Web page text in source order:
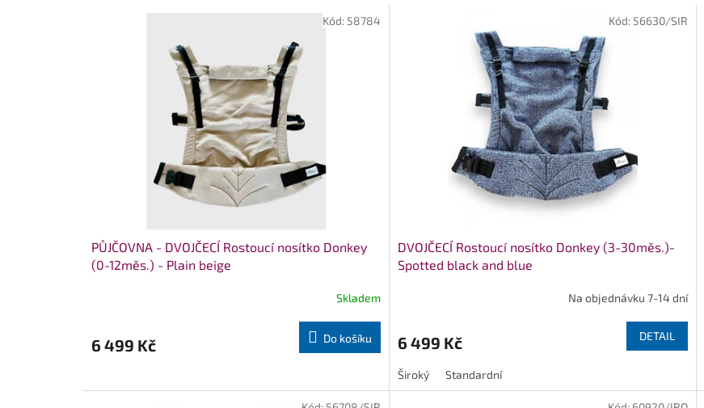
PŮJČOVNA - DVOJČECÍ Rostoucí nosítko Donkey
(0-12měs.) - Plain beige
Skladem
6 499 Kč Do košíku
Kód: 58784
DVOJČECÍ Rostoucí nosítko Donkey (3-30měs.)-
Spotted black and blue
Na objednávku 7-14 dní
6 499 Kč DETAIL
Široký Standardní
Kód: 56630/SIR